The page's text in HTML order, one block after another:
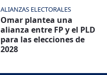
ALIANZAS ELECTORALES
Omar plantea una
alianza entre FP y el PLD
para las elecciones de
2028